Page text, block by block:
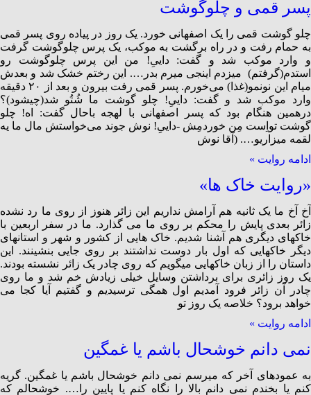
پسر قمی و چلوگوشت
چلو گوشت قمی را یک اصفهانی خورد. یک روز در پیاده روی پسر قمی
به حمام رفت و در راه برگشت به موکب، یک پرس چلوگوشت گرفت
و وارد موکب شد و گفت: داییِ! من این پرس چلوگوشت رو
استدم(گرفتم) میزدم اینجی میرم بدر…. این رختم خشک شد و بعدش
میام این نونمو(غذا) می‌خورم. پسر قمی رفت بیرون و بعد از ۲۰ دقیقه
وارد موکب شد و گفت: داییِ! چلو گوشت ما شُتُو شد(چی­شود)؟
درهمین هنگام بود که پسر اصفهانی با لهجه باحال گفت: اه! چلو
گوشت تواِست مِن خوردمِش -داییِ! نوش جوند می‌خواستش مال ما یه
لقمه میزاریو…. (آقا نوش
ادامه روایت »
«روایت خاک ها»
آخ آخ ما یک ثانیه هم آرامش نداریم این زائر هنوز از روی ما رد نشده
زائر بعدی پایش را محکم بر روی ما می گذارد. ما در سفر اربعین با
خاکهای دیگری هم آشنا شدیم. خاک هایی از کشور و شهر و استانهای
دیگر خاکهایی که اول بار دوست نداشتند بر روی جایی بنشینند. این
داستان را از زبان خاکهایی میگویم که روی چادر یک زائر نشسته بودند.
یک روز زائری برای برداشتن وسایل خیلی زیادش خم شد و ما روی
چادر آن زائر فرود آمدیم اول همگی ترسیدیم و گفتیم آیا کجا می
خواهد برود؟ خلاصه یک روز تو
ادامه روایت »
نمی دانم خوشحال باشم یا غمگین
به عمودهای آخر که میرسم نمی دانم خوشحال باشم یا غمگین. گریه
کنم یا بخندم نمی دانم بالا را نگاه کنم یا پایین را…. خوشحالم که